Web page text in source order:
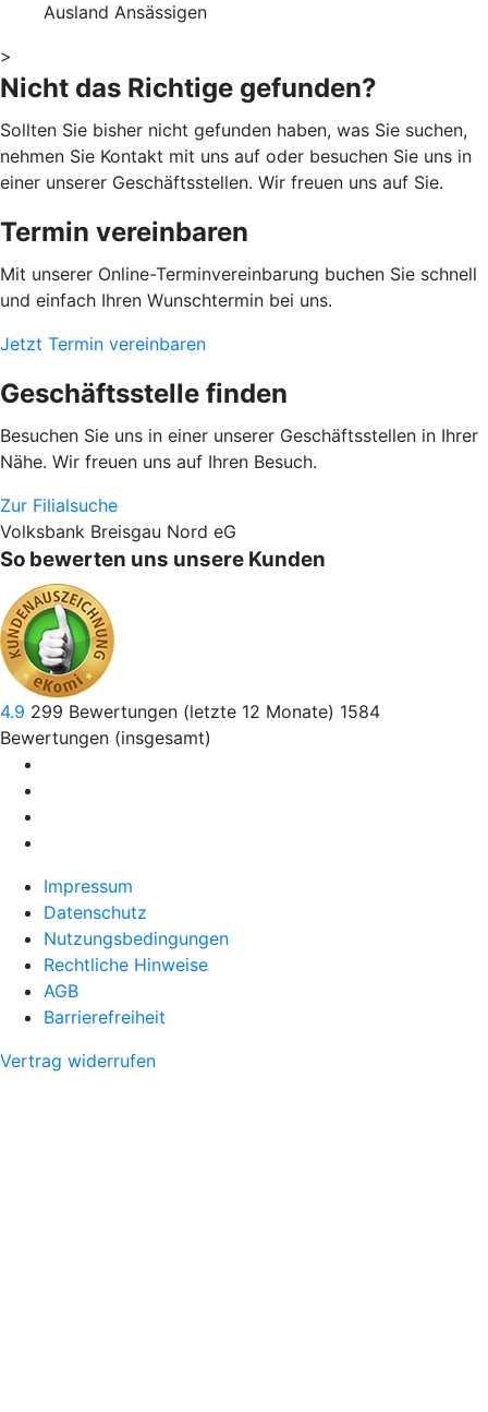
Ausland Ansässigen
>
Nicht das Richtige gefunden?
Sollten Sie bisher nicht gefunden haben, was Sie suchen,
nehmen Sie Kontakt mit uns auf oder besuchen Sie uns in
einer unserer Geschäftsstellen. Wir freuen uns auf Sie.
Termin vereinbaren
Mit unserer Online-Terminvereinbarung buchen Sie schnell
und einfach Ihren Wunschtermin bei uns.
Jetzt Termin vereinbaren
Geschäftsstelle finden
Besuchen Sie uns in einer unserer Geschäftsstellen in Ihrer
Nähe. Wir freuen uns auf Ihren Besuch.
Zur Filialsuche
Volksbank Breisgau Nord eG
So bewerten uns unsere Kunden
4.9 299 Bewertungen (letzte 12 Monate) 1584
Bewertungen (insgesamt)
Impressum
Datenschutz
Nutzungsbedingungen
Rechtliche Hinweise
AGB
Barrierefreiheit
Vertrag widerrufen